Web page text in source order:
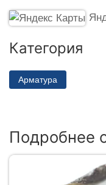
Категория
Арматура
Подробнее